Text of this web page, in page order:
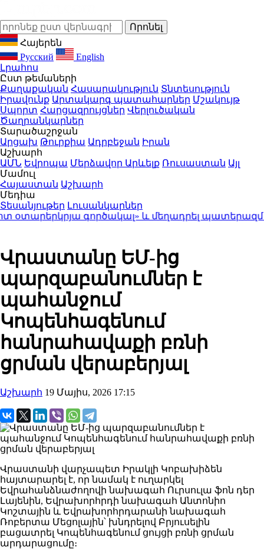
Հայերեն
Русский
English
Լրահոս
Ըստ թեմաների
Քաղաքական Հասարակություն Տնտեսություն
Իրավունք Արտակարգ պատահարներ Մշակույթ
Սպորտ Հարցազրույցներ Վերլուծական
Ծաղրանկարներ
Տարածաշրջան
Արցախ Թուրքիա Ադրբեջան Իրան
Աշխարհ
ԱՄՆ Եվրոպա Մերձավոր Արևելք Ռուսաստան Այլ
Մամուլ
Հայաստան Աշխարհ
Մեդիա
Տեսանյութեր Լուսանկարներ
գործակալ» և մեղադրել պատերազմ
Վրաստանը ԵՄ-ից
պարզաբանումներ է
պահանջում
Կոպենհագենում
հանրահավաքի բռնի
ցրման վերաբերյալ
Աշխարհ 19 Մայիս, 2026 17:15
Վրաստանի վարչապետ Իրակլի Կոբախիձեն
հայտարարել է, որ նամակ է ուղարկել
Եվրահանձնաժողովի նախագահ Ուրսուլա ֆոն դեր
Լայենին, Եվրախորհրդի նախագահ Անտոնիո
Կոշտային և Եվրախորհրդարանի նախագահ
Ռոբերտա Մեցոլային՝ խնդրելով Բրյուսելին
բացատրել Կոպենհագենում ցույցի բռնի ցրման
արդարացումը։